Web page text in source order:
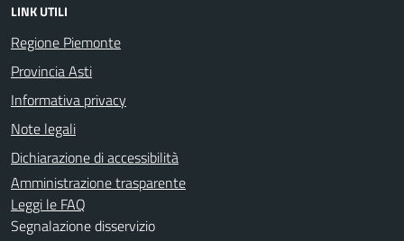
LINK UTILI
Regione Piemonte
Provincia Asti
Informativa privacy
Note legali
Dichiarazione di accessibilità
Amministrazione trasparente
Leggi le FAQ
Segnalazione disservizio